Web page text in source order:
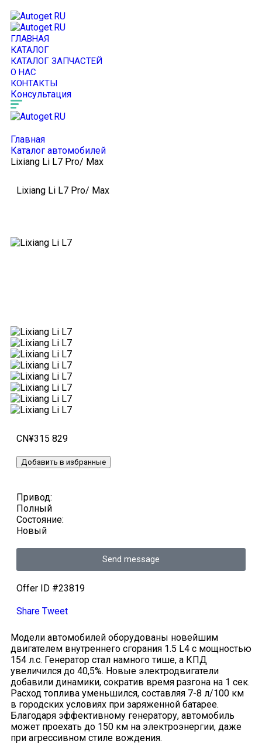
ГЛАВНАЯ
КАТАЛОГ
КАТАЛОГ ЗАПЧАСТЕЙ
О НАС
КОНТАКТЫ
Консультация
Главная
Каталог автомобилей
Lixiang Li L7 Pro/ Max
Lixiang Li L7 Pro/ Max
CN¥315 829
Добавить в избранные
Привод:
Полный
Состояние:
Новый
Send message
Offer ID #23819
Share Tweet
Модели автомобилей оборудованы новейшим
двигателем внутреннего сгорания 1.5 L4 с мощностью
154 л.с. Генератор стал намного тише, а КПД
увеличился до 40,5%. Новые электродвигатели
добавили динамики, сократив время разгона на 1 сек.
Расход топлива уменьшился, составляя 7-8 л/100 км
в городских условиях при заряженной батарее.
Благодаря эффективному генератору, автомобиль
может проехать до 150 км на электроэнергии, даже
при агрессивном стиле вождения.